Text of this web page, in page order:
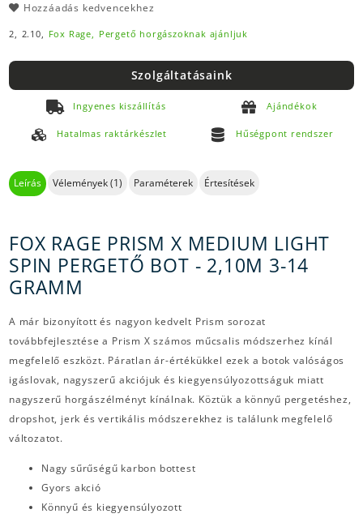
Hozzáadás kedvencekhez
2, 2.10, Fox Rage, Pergető horgászoknak ajánljuk
Szolgáltatásaink
Ingyenes kiszállítás Ajándékok
Hatalmas raktárkészlet Hűségpont rendszer
Leírás Vélemények (1) Paraméterek Értesítések
FOX RAGE PRISM X MEDIUM LIGHT
SPIN PERGETŐ BOT - 2,10M 3-14
GRAMM
A már bizonyított és nagyon kedvelt Prism sorozat
továbbfejlesztése a Prism X számos műcsalis módszerhez kínál
megfelelő eszközt. Páratlan ár-értékükkel ezek a botok valóságos
igáslovak, nagyszerű akciójuk és kiegyensúlyozottságuk miatt
nagyszerű horgászélményt kínálnak. Köztük a könnyű pergetéshez,
dropshot, jerk és vertikális módszerekhez is találunk megfelelő
változatot.
Nagy sűrűségű karbon bottest
Gyors akció
Könnyű és kiegyensúlyozott